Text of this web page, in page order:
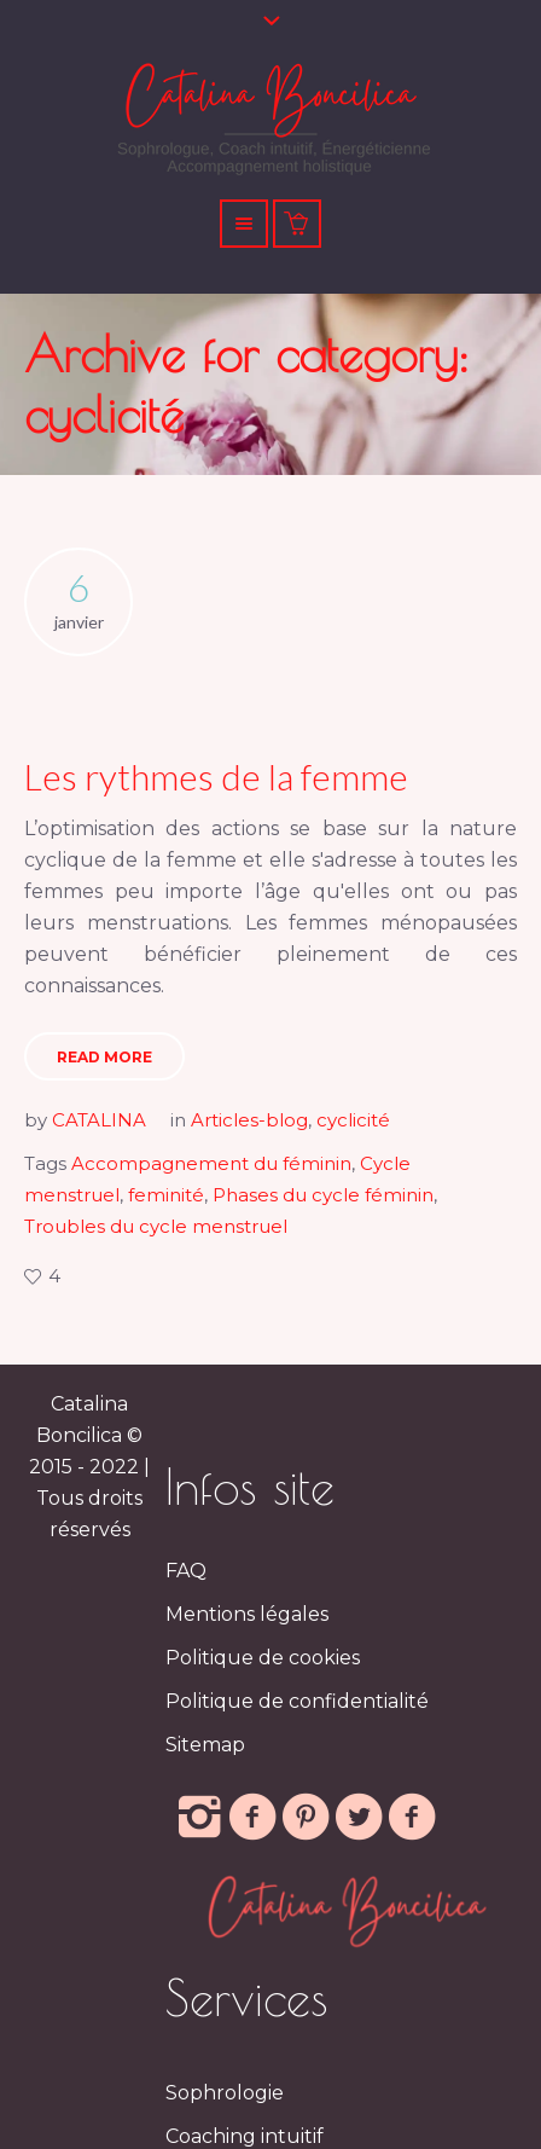
Archive for category:
cyclicité
6
janvier
Les rythmes de la femme
L’optimisation des actions se base sur la nature
cyclique de la femme et elle s'adresse à toutes les
femmes peu importe l’âge qu'elles ont ou pas
leurs menstruations. Les femmes ménopausées
peuvent bénéficier pleinement de ces
connaissances.
READ MORE
by CATALINA in Articles-blog, cyclicité
Tags Accompagnement du féminin, Cycle
menstruel, feminité, Phases du cycle féminin,
Troubles du cycle menstruel
4
Infos site
FAQ
Mentions légales
Politique de cookies
Politique de confidentialité
Sitemap
Services
Sophrologie
Coaching intuitif
Catalina
Boncilica ©
2015 - 2022 |
Tous droits
réservés